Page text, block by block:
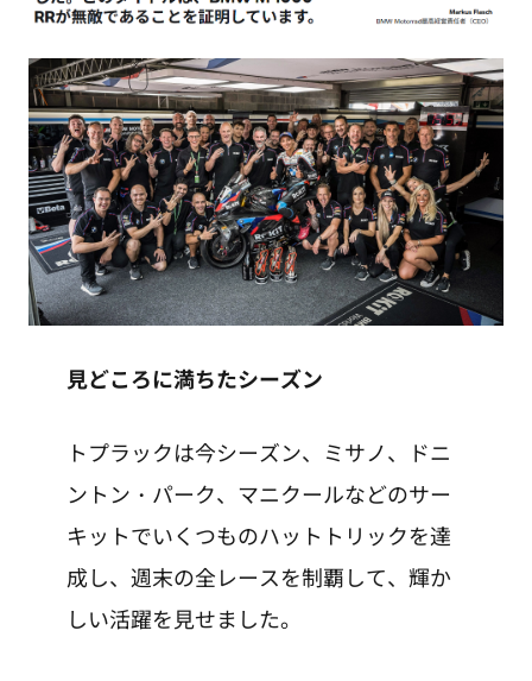
見どころに満ちたシーズン
トプラックは今シーズン、ミサノ、ドニ
ントン・パーク、マニクールなどのサー
キットでいくつものハットトリックを達
成し、週末の全レースを制覇して、輝か
しい活躍を見せました。